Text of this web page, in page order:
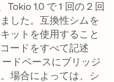
Tokio 1.0 で 1 回の 2 回
した。互換性シムを
ットを使用すること
ードをすべて記述
ードベースにブリッジ
場合によっては、シ